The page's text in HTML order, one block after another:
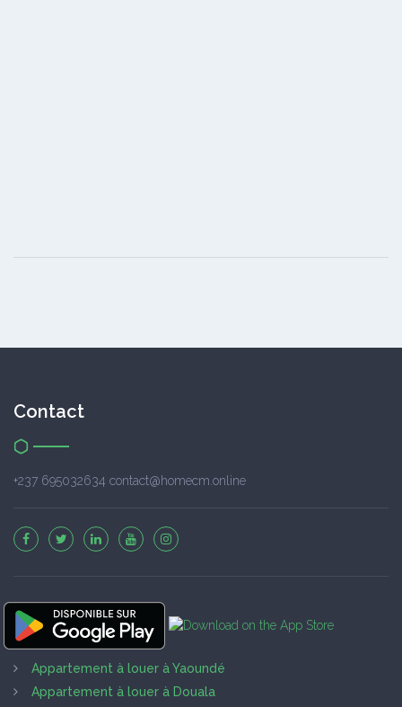
Contact
+237 695032634 contact@homecm.online
Appartement à louer à Yaoundé
Appartement à louer à Douala